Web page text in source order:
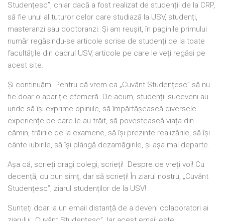
Studențesc”, chiar dacă a fost realizat de studenții de la CRP,
să fie unul al tuturor celor care studiază la USV, studenți,
masteranzi sau doctoranzi. Și am reușit, în paginile primului
număr regăsindu-se articole scrise de studenți de la toate
facultățile din cadrul USV, articole pe care le veți regăsi pe
acest site.
Și continuăm. Pentru că vrem ca „Cuvânt Studențesc” să nu
fie doar o apariție efemeră. De acum, studenții suceveni au
unde să își exprime opiniile, să împărtășească diversele
experiențe pe care le-au trăit, să povestească viața din
cămin, trăirile de la examene, să își prezinte realizările, să își
cânte iubirile, să își plângă dezamăgirile, și așa mai departe.
Așa că, scrieți dragi colegi, scrieți! Despre ce vreți voi! Cu
decență, cu bun simț, dar să scrieți! În ziarul nostru, „Cuvânt
Studențesc”, ziarul studenților de la USV!
Sunteți doar la un email distanță de a deveni colaboratori ai